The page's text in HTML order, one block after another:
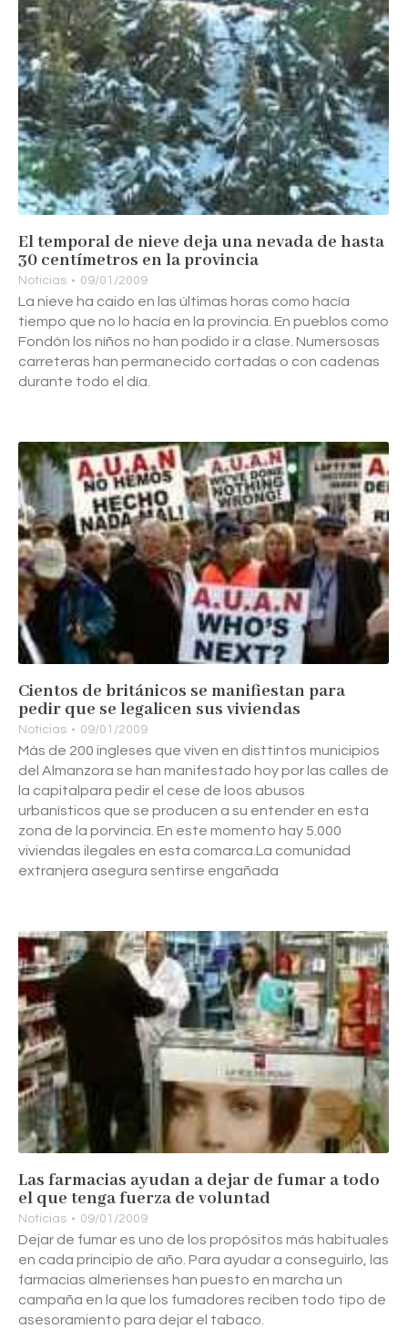
El temporal de nieve deja una nevada de hasta
30 centímetros en la provincia
Noticias 09/01/2009
La nieve ha caido en las últimas horas como hacía
tiempo que no lo hacía en la provincia. En pueblos como
Fondón los níños no han podido ir a clase. Numersosas
carreteras han permanecido cortadas o con cadenas
durante todo el día.
Cientos de británicos se manifiestan para
pedir que se legalicen sus viviendas
Noticias 09/01/2009
Más de 200 ingleses que viven en disttintos municipios
del Almanzora se han manifestado hoy por las calles de
la capitalpara pedir el cese de loos abusos
urbanísticos que se producen a su entender en esta
zona de la porvincia. En este momento hay 5.000
viviendas ilegales en esta comarca.La comunidad
extranjera asegura sentirse engañada
Las farmacias ayudan a dejar de fumar a todo
el que tenga fuerza de voluntad
Noticias 09/01/2009
Dejar de fumar es uno de los propósitos más habituales
en cada principio de año. Para ayudar a conseguirlo, las
farmacias almerienses han puesto en marcha un
campaña en la que los fumadores reciben todo tipo de
asesoramiento para dejar el tabaco.